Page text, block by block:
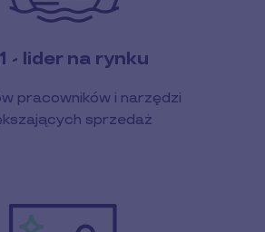
- lider na rynku
pracowników i narzędzi
sprzedaż